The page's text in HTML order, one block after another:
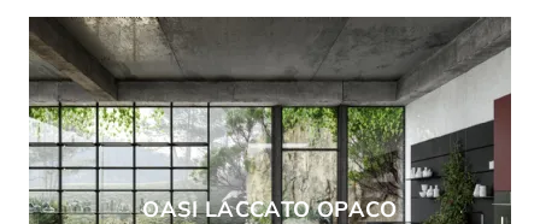
OASI LACCATO OPACO